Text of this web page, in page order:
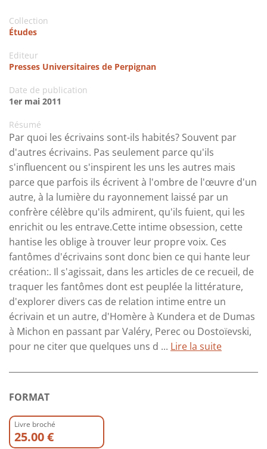
Collection
Études
Editeur
Presses Universitaires de Perpignan
Date de publication
1er mai 2011
Résumé
Par quoi les écrivains sont-ils habités? Souvent par
d'autres écrivains. Pas seulement parce qu'ils
s'influencent ou s'inspirent les uns les autres mais
parce que parfois ils écrivent à l'ombre de l'œuvre d'un
autre, à la lumière du rayonnement laissé par un
confrère célèbre qu'ils admirent, qu'ils fuient, qui les
enrichit ou les entrave.Cette intime obsession, cette
hantise les oblige à trouver leur propre voix. Ces
fantômes d'écrivains sont donc bien ce qui hante leur
création:. Il s'agissait, dans les articles de ce recueil, de
traquer les fantômes dont est peuplée la littérature,
d'explorer divers cas de relation intime entre un
écrivain et un autre, d'Homère à Kundera et de Dumas
à Michon en passant par Valéry, Perec ou Dostoïevski,
pour ne citer que quelques uns d ... Lire la suite
FORMAT
Livre broché
25.00 €